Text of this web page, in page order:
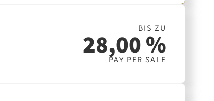
BIS ZU
28,00 %
PAY PER SALE